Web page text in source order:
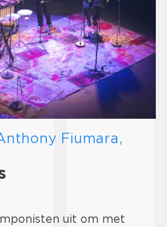
Fiumara,
uit om met